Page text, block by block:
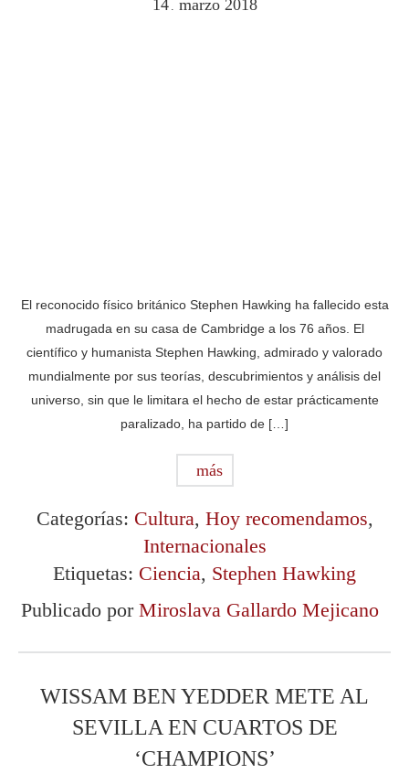
14 . marzo 2018
El reconocido físico británico Stephen Hawking ha fallecido esta
madrugada en su casa de Cambridge a los 76 años. El
científico y humanista Stephen Hawking, admirado y valorado
mundialmente por sus teorías, descubrimientos y análisis del
universo, sin que le limitara el hecho de estar prácticamente
paralizado, ha partido de […]
más
Categorías: Cultura, Hoy recomendamos,
Internacionales
Etiquetas: Ciencia, Stephen Hawking
Publicado por Miroslava Gallardo Mejicano
WISSAM BEN YEDDER METE AL
SEVILLA EN CUARTOS DE
‘CHAMPIONS’